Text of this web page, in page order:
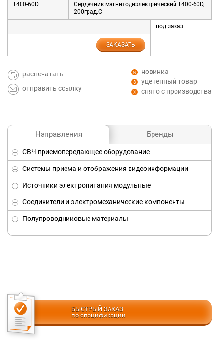
Направления Бренды
СВЧ приемопередающее оборудование
Системы приема и отображения видеоинформации
Источники электропитания модульные
Соединители и электромеханические компоненты
Полупроводниковые материалы
БЫСТРЫЙ ЗАКАЗ
по спецификации
T400-60D
Сердечник магнитодиэлектрический T400-60D,
200град.С
под заказ
ЗАКАЗАТЬ
распечатать
отправить ссылку
новинка
уцененный товар
снято с производства